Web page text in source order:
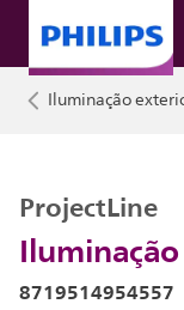
Iluminação
ProjectLine
8719514954557